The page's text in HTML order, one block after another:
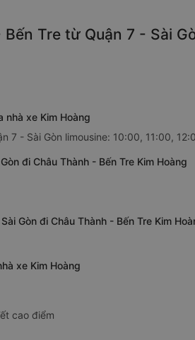
Tre từ Quận 7 - Sài
nhà xe Kim Hoàng
7 - Sài Gòn limousine: 10:00, 11:00,
đi Châu Thành - Bến Tre Kim Hoàng
Gòn đi Châu Thành - Bến Tre Kim
xe Kim Hoàng
cao điểm